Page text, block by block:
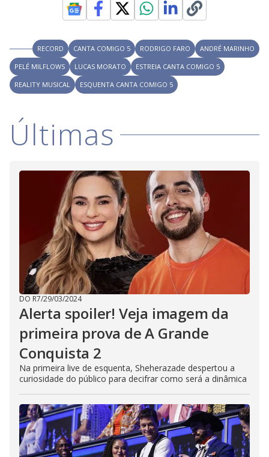
RECORD CANTA COMIGO 5 RODRIGO FARO
ANDRÉ MARINHO
PELÉ MILFLOWS
LUCAS MORATO
ESTREIA CANTA COMIGO 5
REALITY MUSICAL
ESQUENTA CANTA COMIGO 5
Últimas
DO R7/29/03/2024
Alerta spoiler! Veja imagem da
primeira prova de A Grande
Conquista 2
Na primeira live de esquenta, Sheherazade despertou a
curiosidade do público para decifrar como será a dinâmica